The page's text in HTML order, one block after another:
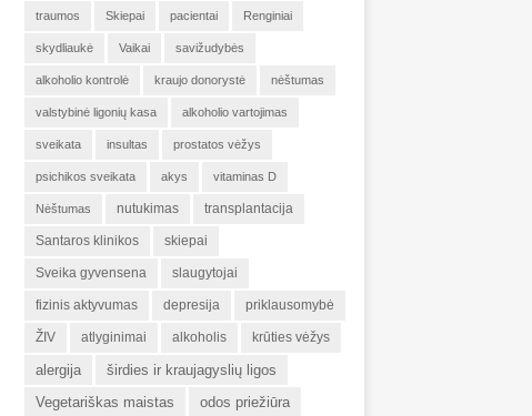
traumos Skiepai pacientai Renginiai
skydliaukė Vaikai savižudybės
alkoholio kontrolė kraujo donorystė nėštumas
valstybinė ligonių kasa alkoholio vartojimas
sveikata insultas prostatos vėžys
psichikos sveikata akys vitaminas D
Nėštumas nutukimas transplantacija
Santaros klinikos skiepai
Sveika gyvensena slaugytojai
fizinis aktyvumas depresija priklausomybė
ŽIV atlyginimai alkoholis krūties vėžys
alergija
širdies ir kraujagyslių ligos
Vegetariškas maistas
odos priežiūra